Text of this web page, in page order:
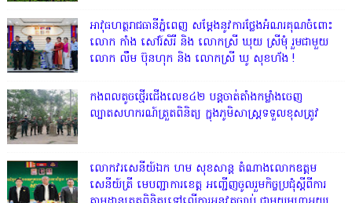
អាវុធហត្ថរាជធានីភ្នំពេញ សម្តែងនូវការថ្លែងអំណរគុណចំពោះ
លោក កាំង សៅរ៍សិរី និង លោកស្រី ឃុយ ស្រីមុំ រួមជាមួយ
លោក លឹម ប៊ុនហុក និង លោកស្រី ឃូ សុខហ័ង !
កងពលតូចថ្មើរជើងលេខ៤២ បន្តចាត់តាំងកម្លាំងចេញ
ល្បាតសហករណ៍ត្រួតពិនិត្យ ក្នុងភូមិសាស្រ្តទទួលខុសត្រូវ
លោក​វរសេនីយ៍ឯក​ ហម​ សុខសាន្ត តំណាង​លោកឧត្តម
សេនីយ៍ត្រី មេបញ្ជាការ​ខេត្ត អញ្ជេីញចូលរួមកិច្ចប្រជុំស្ដីពីការ